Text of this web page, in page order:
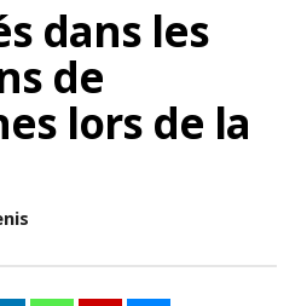
dans les
de
lors de la